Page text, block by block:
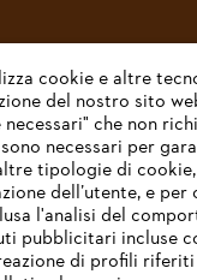
L’azienda
cookie e altre
del nostro sito
che non
necessari per
tipologie di
dell’utente, e
l'analisi del
pubblicitari incluse
di profili riferiti